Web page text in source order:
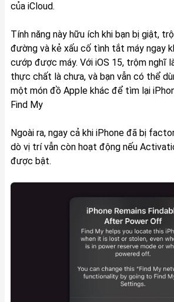
của iCloud.
Tính năng này hữu ích khi bạn bị giật,
đường và kẻ xấu cố tình tắt máy ngay
cướp được máy. Với iOS 15, trộm nghĩ
thực chất là chưa, và bạn vẫn có thể
một món đồ Apple khác để tìm lại
Find My
Ngoài ra, ngay cả khi iPhone đã bị
dò vị trí vẫn còn hoạt động nếu
được bật.